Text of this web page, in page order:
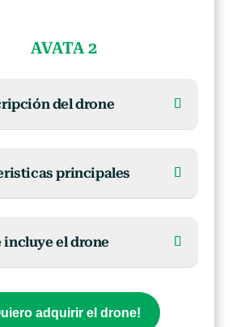
AVATA 2
del drone
principales
incluye el drone
adquirir el drone!